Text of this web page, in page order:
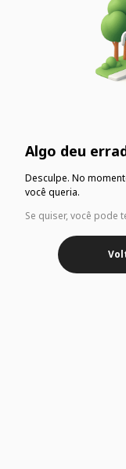
Algo deu
Desculpe. No
você queria.
Se quiser, você pode